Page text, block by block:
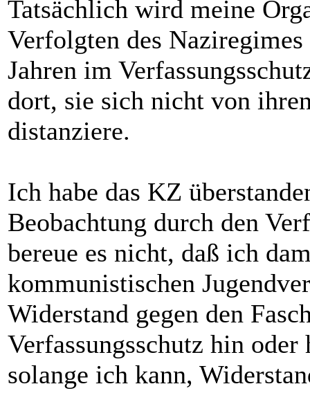
Tatsächlich wird meine
Verfolgten des
Jahren im
dort, sie sich nicht von
distanziere.
Ich habe das KZ
Beobachtung durch den
bereue es nicht, daß ich
kommunistischen
Widerstand gegen den
Verfassungsschutz hin
solange ich kann,